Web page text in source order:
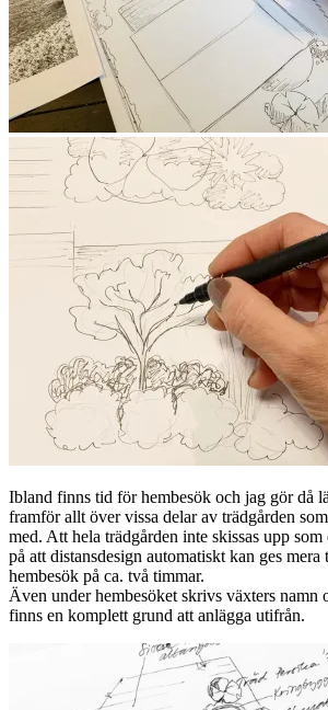
Ibland finns tid för hembesök och jag gör då
framför allt över vissa delar av trädgården
med. Att hela trädgården inte skissas upp
på att distansdesign automatiskt kan ges
hembesök på ca. två timmar.
Även under hembesöket skrivs växters namn
finns en komplett grund att anlägga utifrån.